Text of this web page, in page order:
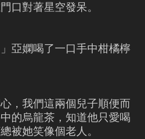
口對著星空發呆。
亞嫻喝了一口手中柑橘檸
，我們這兩個兒子順便而
的烏龍茶，知道他只愛喝
被她笑像個老人。